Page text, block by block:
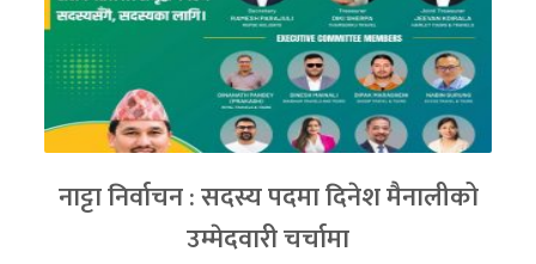
नाट्टा निर्वाचन : सदस्य पदमा दिनेश मैनालीको
उम्मेदवारी चर्चामा